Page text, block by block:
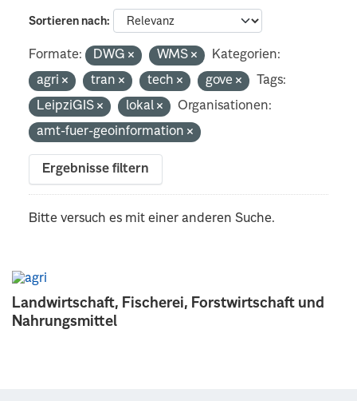
Landwirtschaft, Fischerei, Forstwirtschaft und
Nahrungsmittel
Sortieren nach
Formate: DWG WMS
Kategorien:
agri
tran tech gove
Tags:
LeipziGIS
lokal
Organisationen:
amt-fuer-geoinformation
Ergebnisse filtern
Bitte versuch es mit einer anderen Suche.